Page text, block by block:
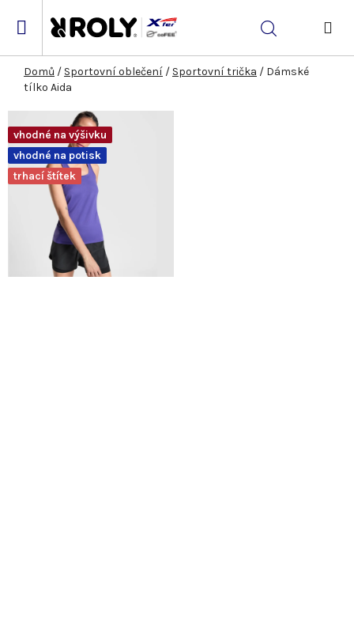
Hledat
Domů / Sportovní oblečení / Sportovní trička / Dámské
tílko Aida
vhodné na výšivku
vhodné na potisk
trhací štítek